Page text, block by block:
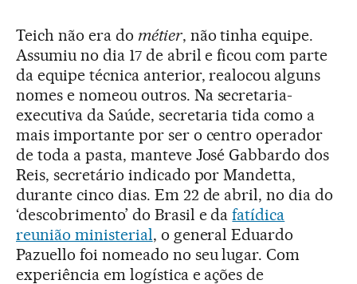
Teich não era do métier, não tinha equipe.
Assumiu no dia 17 de abril e ficou com parte
da equipe técnica anterior, realocou alguns
nomes e nomeou outros. Na secretaria-
executiva da Saúde, secretaria tida como a
mais importante por ser o centro operador
de toda a pasta, manteve José Gabbardo dos
Reis, secretário indicado por Mandetta,
durante cinco dias. Em 22 de abril, no dia do
‘descobrimento’ do Brasil e dafatídica
reunião ministerial, o general Eduardo
Pazuello foi nomeado no seu lugar. Com
experiência em logística e ações de